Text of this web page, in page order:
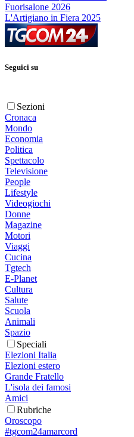
Fuorisalone 2026
L'Artigiano in Fiera 2025
Seguici su
Sezioni
Cronaca
Mondo
Economia
Politica
Spettacolo
Televisione
People
Lifestyle
Videogiochi
Donne
Magazine
Motori
Viaggi
Cucina
Tgtech
E-Planet
Cultura
Salute
Scuola
Animali
Spazio
Speciali
Elezioni Italia
Elezioni estero
Grande Fratello
L'isola dei famosi
Amici
Rubriche
Oroscopo
#tgcom24amarcord